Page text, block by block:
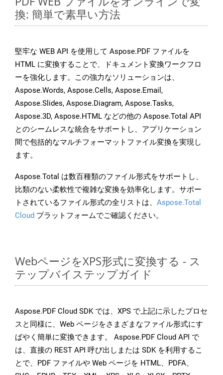
換: 簡単で素早い方法
堅牢な WEB API を使用して Aspose.PDF ファイルを
HTML に変換することで、ドキュメント変換ワークフロ
ーを強化します。この強力なソリューションは、
Aspose.Words, Aspose.Cells, Aspose.Email,
Aspose.Slides, Aspose.Diagram, Aspose.Tasks,
Aspose.3D, Aspose.HTML などの他の Aspose.Total API
とのシームレスな統合をサポートし、アプリケーション
間で包括的なマルチフォーマットファイル変換を実現し
ます。
Aspose.Total は数百種類のファイル形式をサポートし、
比類のない柔軟性で複雑な変換を効率化します。サポー
トされているファイル形式の全リストは、 Aspose.Total
Cloud プラットフォームでご確認ください。
WebページをXPS形式に変換する - ス
テップバイステップガイド
Aspose.PDF Cloud SDK では、XPS で上記に示したプロセ
スと同様に、Web ページをさまざまなファイル形式にす
ばやく簡単に変換できます。 Aspose.PDF Cloud API で
は、直接の REST API 呼び出しまたは SDK を利用するこ
とで、PDF ファイルや Web ページを HTML、PDFA、